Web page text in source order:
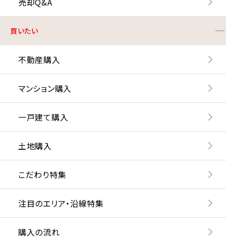
買いたい
不動産購入
マンション購入
一戸建て購入
土地購入
こだわり特集
注目のエリア・沿線特集
購入の流れ